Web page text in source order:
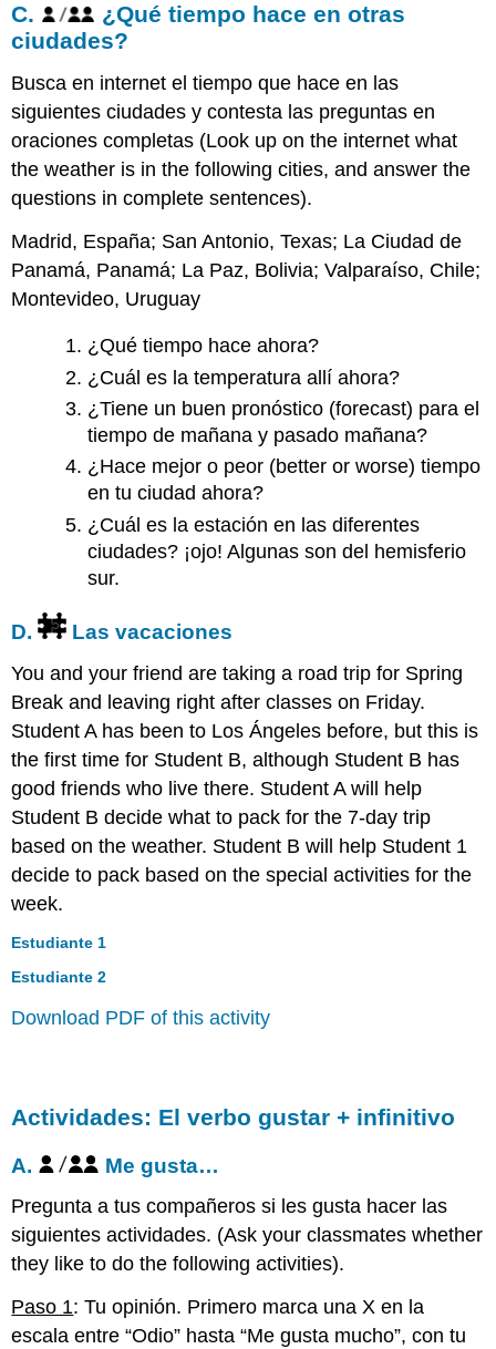
C.
¿Qué tiempo hace en otras
ciudades?
Busca en internet el tiempo que hace en las
siguientes ciudades y contesta las preguntas en
oraciones completas (Look up on the internet what
the weather is in the following cities, and answer the
questions in complete sentences).
Madrid, España; San Antonio, Texas; La Ciudad de
Panamá, Panamá; La Paz, Bolivia; Valparaíso, Chile;
Montevideo, Uruguay
¿Qué tiempo hace ahora?
¿Cuál es la temperatura allí ahora?
¿Tiene un buen pronóstico (forecast) para el
tiempo de mañana y pasado mañana?
¿Hace mejor o peor (better or worse) tiempo
en tu ciudad ahora?
¿Cuál es la estación en las diferentes
ciudades? ¡ojo! Algunas son del hemisferio
sur.
D. Las vacaciones
You and your friend are taking a road trip for Spring
Break and leaving right after classes on Friday.
Student A has been to Los Ángeles before, but this is
the first time for Student B, although Student B has
good friends who live there. Student A will help
Student B decide what to pack for the 7-day trip
based on the weather. Student B will help Student 1
decide to pack based on the special activities for the
week.
Estudiante 1
Estudiante 2
Download PDF of this activity
Actividades: El verbo gustar + infinitivo
A. Me gusta…
Pregunta a tus compañeros si les gusta hacer las
siguientes actividades. (Ask your classmates whether
they like to do the following activities).
Paso 1: Tu opinión. Primero marca una X en la
escala entre “Odio” hasta “Me gusta mucho”, con tu